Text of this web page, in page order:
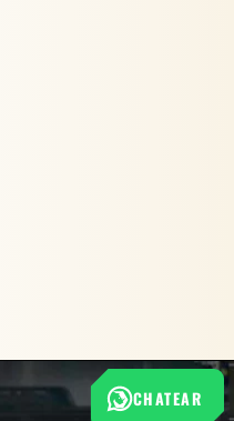
CHATEAR